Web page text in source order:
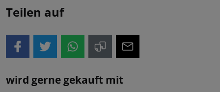
Teilen auf
wird gerne gekauft mit